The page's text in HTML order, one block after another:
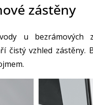
zástěny
u bezrámových
čistý vzhled zástěny.